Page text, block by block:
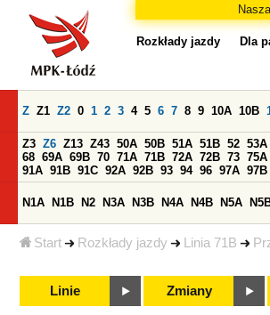
Start Rozkłady jazdy Linia 71B
Rozkłady jazdy Dla
Z Z1 Z2 0 1 2 3 4 5 6 7 8 9 10A 10B
Z3 Z6 Z13 Z43 50A 50B 51A 51B 52 53A
68 69A 69B 70 71A 71B 72A 72B 73 75A
91A 91B 91C 92A 92B 93 94 96 97A 97B
N1A N1B N2 N3A N3B N4A N4B N5A
Linie Zmiany